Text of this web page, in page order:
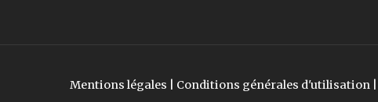
Mentions légales Conditions générales d'utilisation